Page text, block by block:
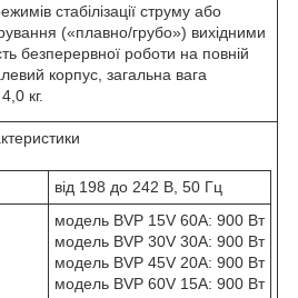
стабілізації струму або
(«плавно/грубо») вихідними
безперервної роботи на повній
корпус, загальна вага
кг.
від 198 до 242 В, 50 Гц
модель BVP 15V 60A: 900 Вт
модель BVP 30V 30A: 900 Вт
модель BVP 45V 20A: 900 Вт
модель BVP 60V 15A: 900 Вт